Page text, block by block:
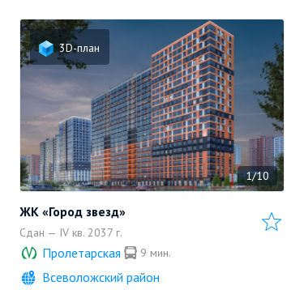
3D-план
1/10
ЖК «Город звезд»
Сдан — IV кв. 2037 г.
Пролетарская 9 мин.
Всеволожский район